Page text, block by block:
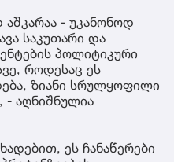
აშკარაა - უკანონოდ
საკუთარი და
პოლიტიკური
როდესაც ეს
ზიანი სრულყოფილი
- აღნიშნულია
ეს ჩანაწერები